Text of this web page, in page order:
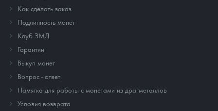
Как сделать заказ
Подлинность монет
Клуб ЗМД
Гарантии
Выкуп монет
Вопрос - ответ
Памятка для работы с монетами из драгметаллов
Условия возврата